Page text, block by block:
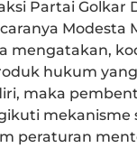
Partai Golkar
Modesta
mengatakan,
hukum
maka
mekanisme
peraturan